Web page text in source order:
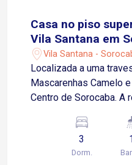
Casa no piso
Vila Santana em
Vila Santana -
Localizada a uma
Mascarenhas Camelo
Centro de Sorocaba. A
supermercados,
diversos comércios e
mais comodidade para o
3
Dorm.